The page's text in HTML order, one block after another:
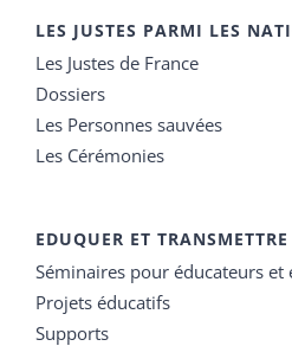
LES JUSTES PARMI LES
Les Justes de France
Dossiers
Les Personnes sauvées
Les Cérémonies
EDUQUER ET TRANSMETTRE
Séminaires pour éducateurs et
Projets éducatifs
Supports